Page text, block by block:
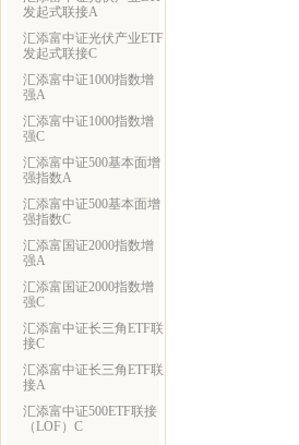
发起式联接A
汇添富中证光伏产业ETF
发起式联接C
汇添富中证1000指数增
强A
汇添富中证1000指数增
强C
汇添富中证500基本面增
强指数A
汇添富中证500基本面增
强指数C
汇添富国证2000指数增
强A
汇添富国证2000指数增
强C
汇添富中证长三角ETF联
接C
汇添富中证长三角ETF联
接A
汇添富中证500ETF联接
（LOF）C